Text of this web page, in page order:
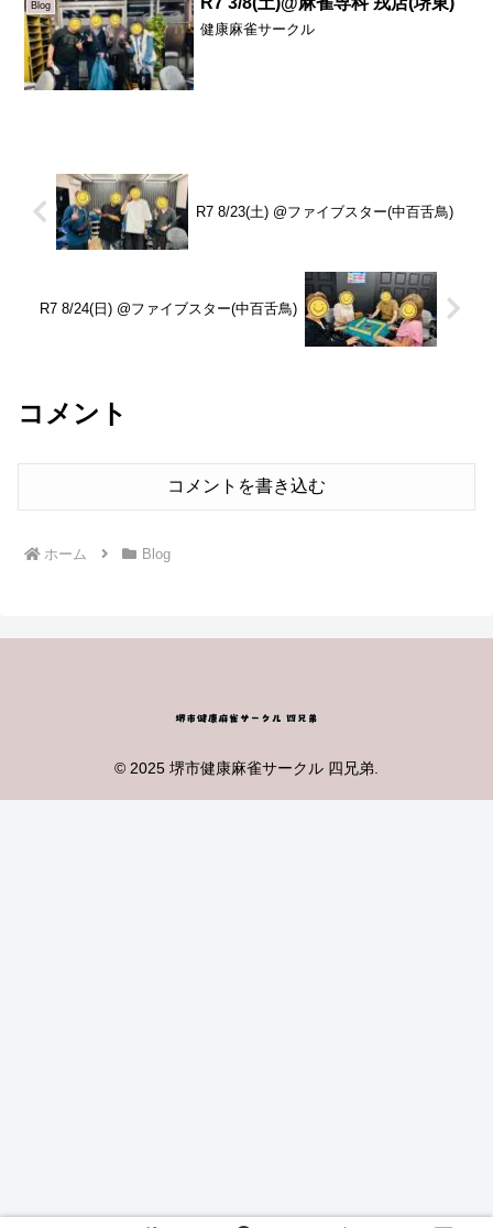
Blog
健康麻雀サークル
R7 8/23(土) @ファイブスター(中百舌鳥)
R7 8/24(日) @ファイブスター(中百舌鳥)
コメント
コメントを書き込む
ホーム Blog
© 2025 堺市健康麻雀サークル 四兄弟.